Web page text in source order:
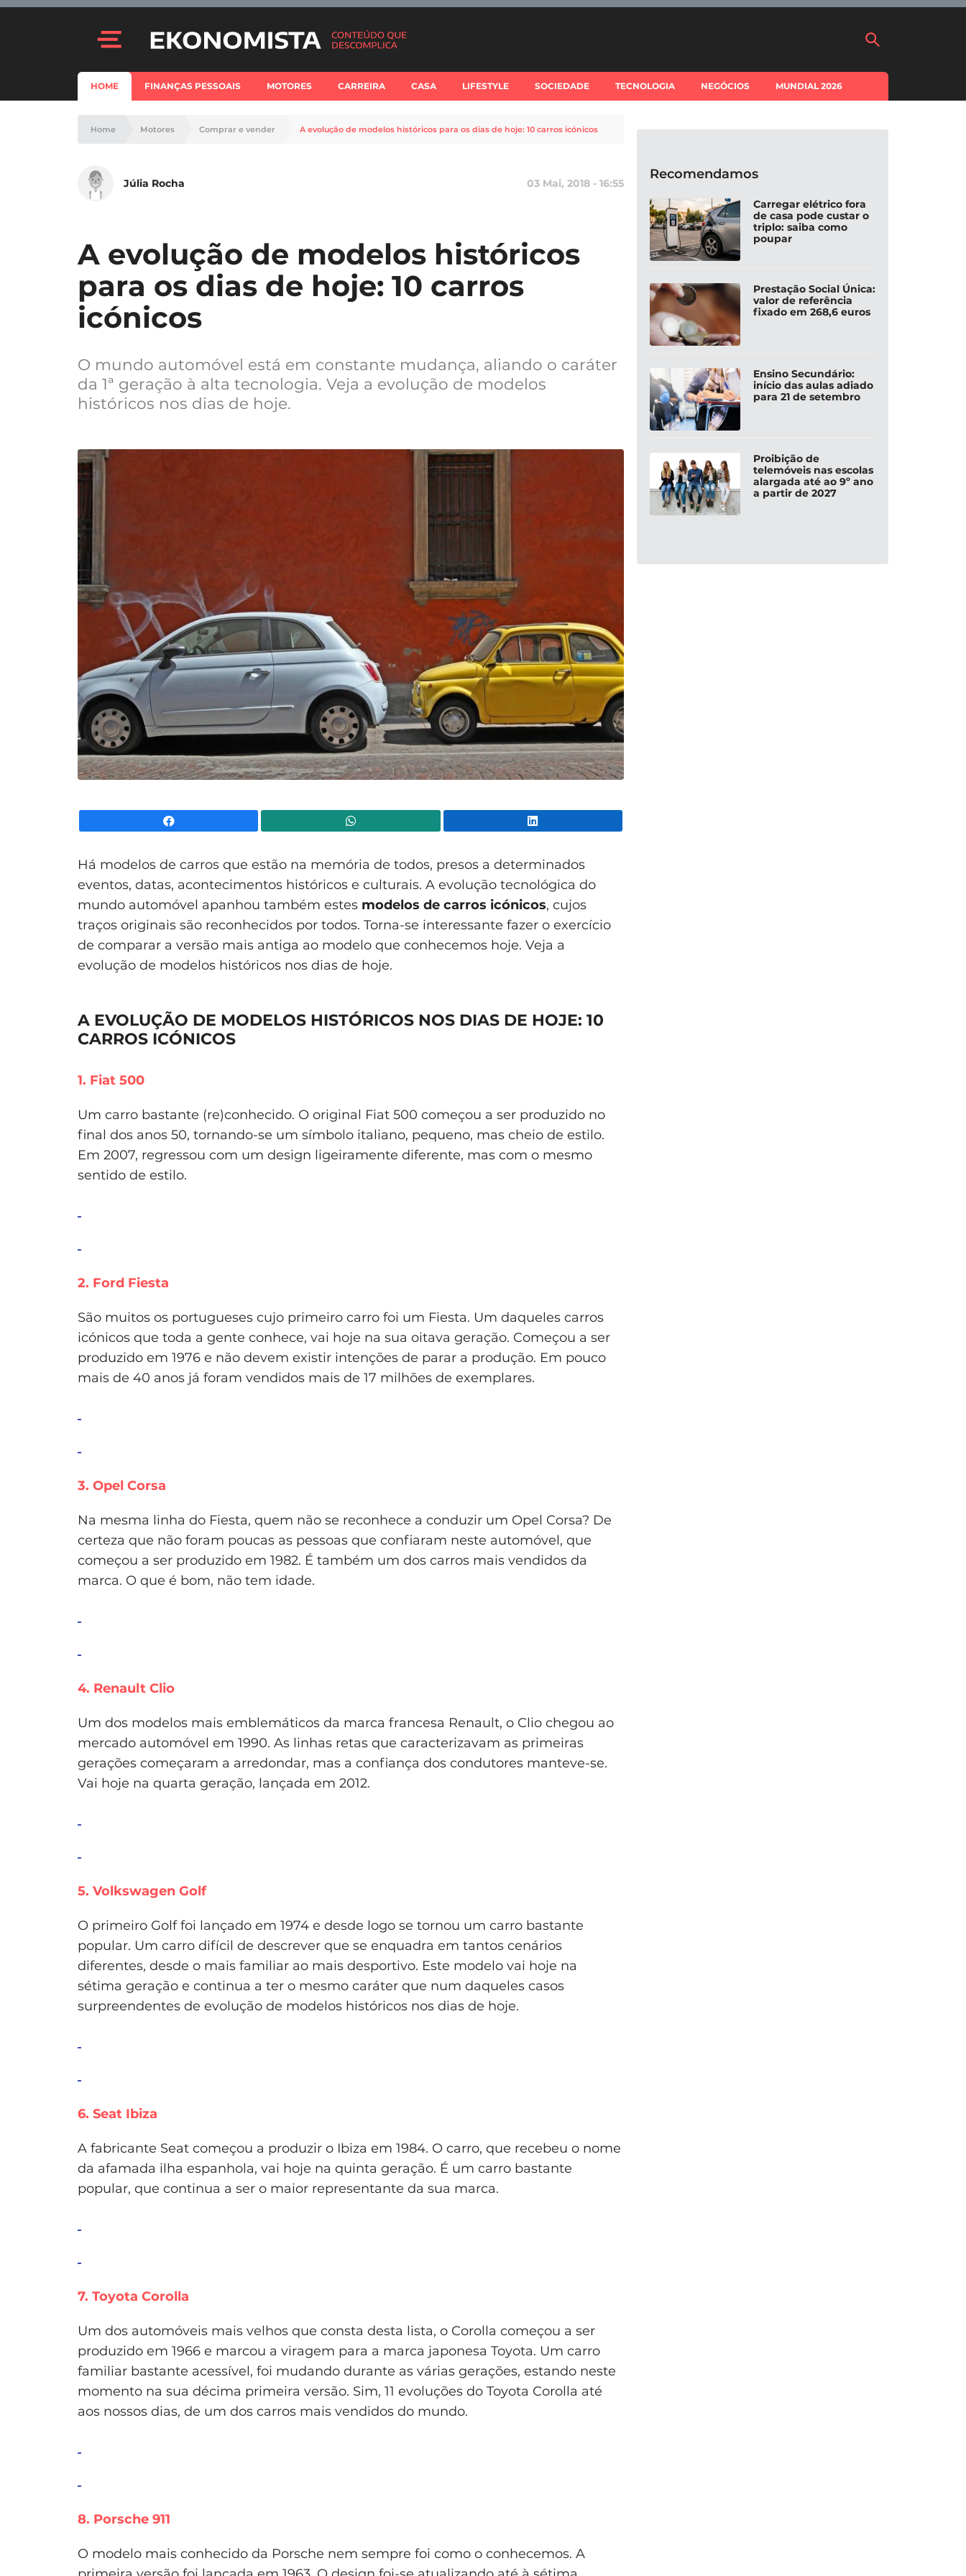
HOME FINANÇAS PESSOAIS MOTORES CARREIRA CASA LIFESTYLE SOCIEDADE TECNOLOGIA NEGÓCIOS MUNDIAL 2026
Home Motores Comprar e vender A evolução de modelos históricos para os dias de hoje: 10 carros icónicos
Júlia Rocha 03 Mai, 2018 - 16:55
A evolução de modelos históricos
para os dias de hoje: 10 carros
icónicos
O mundo automóvel está em constante mudança, aliando o caráter
da 1ª geração à alta tecnologia. Veja a evolução de modelos
históricos nos dias de hoje.
Há modelos de carros que estão na memória de todos, presos a determinados
eventos, datas, acontecimentos históricos e culturais. A evolução tecnológica do
mundo automóvel apanhou também estes modelos de carros icónicos, cujos
traços originais são reconhecidos por todos. Torna-se interessante fazer o exercício
de comparar a versão mais antiga ao modelo que conhecemos hoje. Veja a
evolução de modelos históricos nos dias de hoje.
A EVOLUÇÃO DE MODELOS HISTÓRICOS NOS DIAS DE HOJE: 10
CARROS ICÓNICOS
1. Fiat 500
Um carro bastante (re)conhecido. O original Fiat 500 começou a ser produzido no
final dos anos 50, tornando-se um símbolo italiano, pequeno, mas cheio de estilo.
Em 2007, regressou com um design ligeiramente diferente, mas com o mesmo
sentido de estilo.
2. Ford Fiesta
São muitos os portugueses cujo primeiro carro foi um Fiesta. Um daqueles carros
icónicos que toda a gente conhece, vai hoje na sua oitava geração. Começou a ser
produzido em 1976 e não devem existir intenções de parar a produção. Em pouco
mais de 40 anos já foram vendidos mais de 17 milhões de exemplares.
3. Opel Corsa
Na mesma linha do Fiesta, quem não se reconhece a conduzir um Opel Corsa? De
certeza que não foram poucas as pessoas que confiaram neste automóvel, que
começou a ser produzido em 1982. É também um dos carros mais vendidos da
marca. O que é bom, não tem idade.
4. Renault Clio
Um dos modelos mais emblemáticos da marca francesa Renault, o Clio chegou ao
mercado automóvel em 1990. As linhas retas que caracterizavam as primeiras
gerações começaram a arredondar, mas a confiança dos condutores manteve-se.
Vai hoje na quarta geração, lançada em 2012.
5. Volkswagen Golf
O primeiro Golf foi lançado em 1974 e desde logo se tornou um carro bastante
popular. Um carro difícil de descrever que se enquadra em tantos cenários
diferentes, desde o mais familiar ao mais desportivo. Este modelo vai hoje na
sétima geração e continua a ter o mesmo caráter que num daqueles casos
surpreendentes de evolução de modelos históricos nos dias de hoje.
6. Seat Ibiza
A fabricante Seat começou a produzir o Ibiza em 1984. O carro, que recebeu o nome
da afamada ilha espanhola, vai hoje na quinta geração. É um carro bastante
popular, que continua a ser o maior representante da sua marca.
7. Toyota Corolla
Um dos automóveis mais velhos que consta desta lista, o Corolla começou a ser
produzido em 1966 e marcou a viragem para a marca japonesa Toyota. Um carro
familiar bastante acessível, foi mudando durante as várias gerações, estando neste
momento na sua décima primeira versão. Sim, 11 evoluções do Toyota Corolla até
aos nossos dias, de um dos carros mais vendidos do mundo.
8. Porsche 911
O modelo mais conhecido da Porsche nem sempre foi como o conhecemos. A
Recomendamos
Carregar elétrico fora
de casa pode custar o
triplo: saiba como
poupar
Prestação Social Única:
valor de referência
fixado em 268,6 euros
Ensino Secundário:
início das aulas adiado
para 21 de setembro
Proibição de
telemóveis nas escolas
alargada até ao 9º ano
a partir de 2027